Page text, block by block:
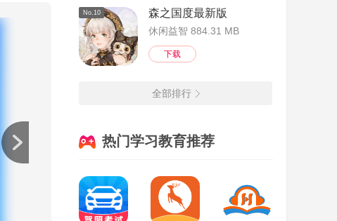
单词解
以找
词语
之间的
No.10 森之国度最新版
休闲益智 884.31 MB
下载
全部排行
热门学习教育推荐